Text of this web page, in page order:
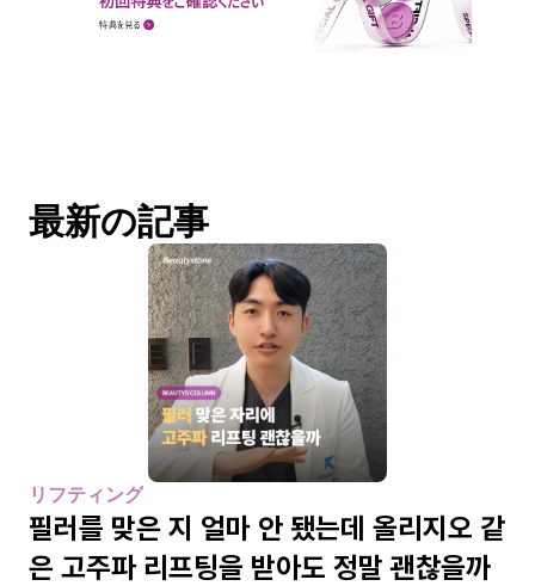
最新の記事
リフティング
필러를 맞은 지 얼마 안 됐는데 올리지오 같
은 고주파 리프팅을 받아도 정말 괜찮을까